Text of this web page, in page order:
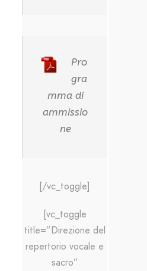
Pro
gra
mma di
ammissio
ne
[/vc_toggle]
[vc_toggle
title=”Direzione del
repertorio vocale e
sacro”